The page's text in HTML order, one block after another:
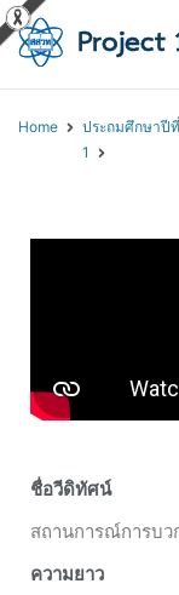
Home
ประถมศึกษาปีที่
1
ชื่อวีดิทัศน์
สถานการณ์การบว
ความยาว